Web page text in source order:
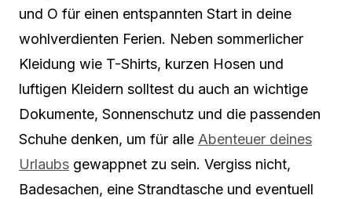
und O für einen entspannten Start in deine
wohlverdienten Ferien. Neben sommerlicher
Kleidung wie T-Shirts, kurzen Hosen und
luftigen Kleidern solltest du auch an wichtige
Dokumente, Sonnenschutz und die passenden
Schuhe denken, um für alle Abenteuer deines
Urlaubs gewappnet zu sein. Vergiss nicht,
Badesachen, eine Strandtasche und eventuell